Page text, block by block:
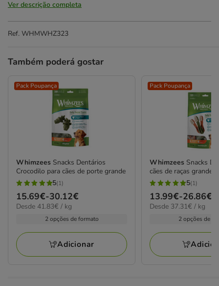
Ver descrição completa
Ref. WHMWHZ323
Também poderá gostar
Pack Poupança
Whimzees Snacks Dentários
Crocodilo para cães de porte grande
5
estrelas
com
avaliações
5(1)
Preço
de
30.12€
15.69€-30.12€
41.83€
Desde 41.83€ / kg
2 opções de formato
Adicionar
Pack Poupança
Whimzees Snacks
cães de raças grandes
5
estrelas
com
avaliações
5(1)
Preço
de
26.86€
13.99€-26.86€
37.31€
Desde 37.31€ / kg
2 opções de